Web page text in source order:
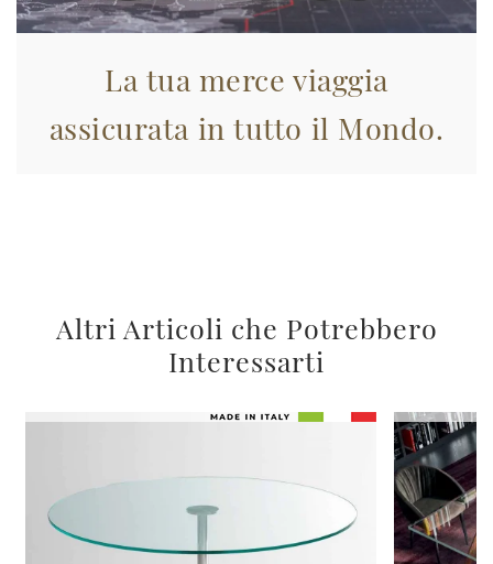
La tua merce viaggia
assicurata in tutto il Mondo.
Altri Articoli che Potrebbero
Interessarti